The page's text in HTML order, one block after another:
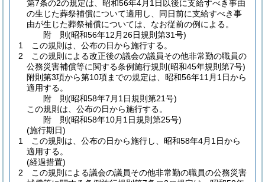
第7条の2の規定は、昭和56年4月1日以後に支給すべき事由
の生じた葬祭補償について適用し、同日前に支給すべき事
由が生じた葬祭補償については、なお従前の例による。
附 則(昭和56年12月26日規則第31号)
1
この規則は、公布の日から施行する。
2
この規則による改正後の議会の議員その他非常勤の職員の
公務災害補償等に関する条例施行規則 (昭和45年規則第7号)
附則第3項から第10項までの規定は、昭和56年11月1日から
適用する。
附 則(昭和58年7月1日規則第21号)
この規則は、公布の日から施行する。
附 則(昭和58年10月1日規則第25号)
(施行期日)
1
この規則は、公布の日から施行し、昭和58年4月1日から
適用する。
(経過措置)
2
この規則による議会の議員その他非常勤の職員の公務災害